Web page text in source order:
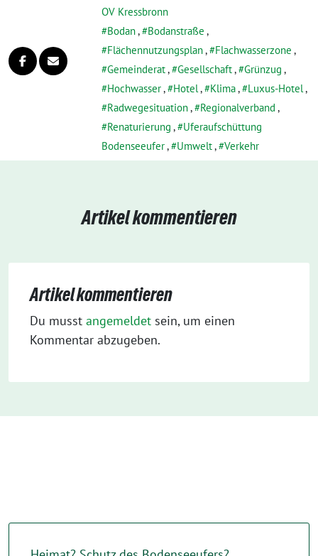
OV Kressbronn
Bodan, Bodanstraße ,
Flächennutzungsplan, Flachwasserzone ,
Gemeinderat, Gesellschaft, Grünzug ,
Hochwasser, Hotel, Klima, Luxus-Hotel,
Radwegesituation, Regionalverband ,
Renaturierung ,
Uferaufschüttung
Bodenseeufer, Umwelt, Verkehr
Artikel kommentieren
Artikel kommentieren
Du musst angemeldet sein, um einen
Kommentar abzugeben.